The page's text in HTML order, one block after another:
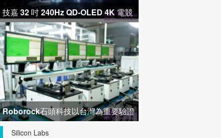
技嘉 32 吋 240Hz QD-OLED 4K 電競
螢幕 MO32U24 正式上市
Roborock石頭科技以台灣為重要驗證
市場 加速新品開發
Silicon Labs